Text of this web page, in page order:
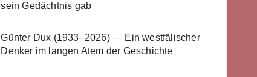
sein Gedächtnis gab
Günter Dux (1933–2026) — Ein westfälischer
Denker im langen Atem der Geschichte